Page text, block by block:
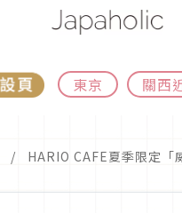
東京 關西
HARIO CAFE夏季限定「